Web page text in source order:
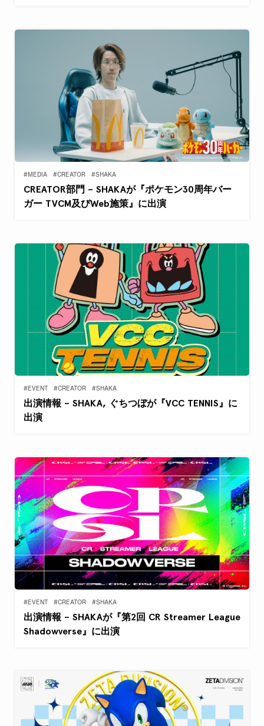
#MEDIA #CREATOR #SHAKA
CREATOR部門 – SHAKAが『ポケモン30周年バー
ガー TVCM及びWeb施策』に出演
#EVENT #CREATOR #SHAKA
出演情報 – SHAKA, ぐちつぼが『VCC TENNIS』に
出演
#EVENT #CREATOR #SHAKA
出演情報 – SHAKAが『第2回 CR Streamer League
Shadowverse』に出演